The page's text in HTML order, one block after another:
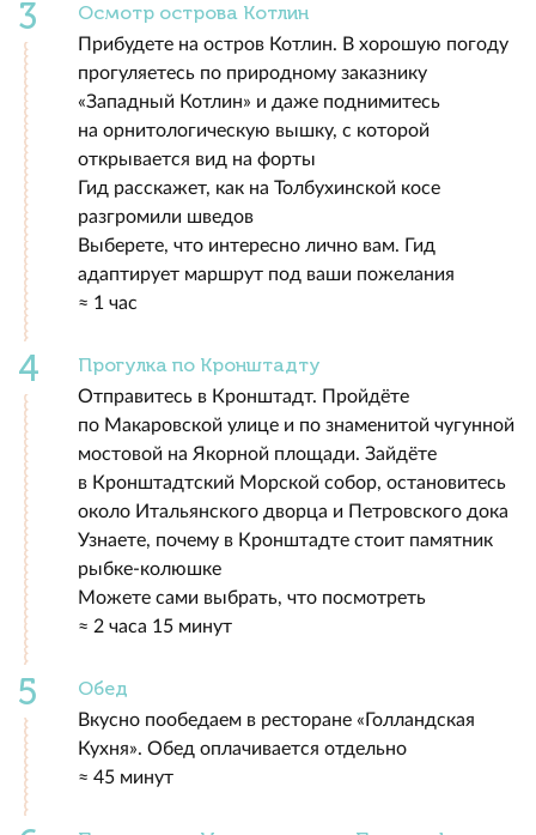
Осмотр острова Котлин
Прибудете на остров Котлин. В хорошую погоду
прогуляетесь по природному заказнику
«Западный Котлин» и даже поднимитесь
на орнитологическую вышку, с которой
открывается вид на форты
Гид расскажет, как на Толбухинской косе
разгромили шведов
Выберете, что интересно лично вам. Гид
адаптирует маршрут под ваши пожелания
≈ 1 час
Прогулка по Кронштадту
Отправитесь в Кронштадт. Пройдёте
по Макаровской улице и по знаменитой чугунной
мостовой на Якорной площади. Зайдёте
в Кронштадтский Морской собор, остановитесь
около Итальянского дворца и Петровского дока
Узнаете, почему в Кронштадте стоит памятник
рыбке-колюшке
Можете сами выбрать, что посмотреть
≈ 2 часа 15 минут
Обед
Вкусно пообедаем в ресторане «Голландская
Кухня». Обед оплачивается отдельно
≈ 45 минут